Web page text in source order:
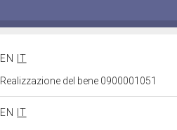
EN
IT
Realizzazione del bene 0900001051
EN
IT